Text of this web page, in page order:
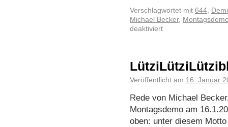
Verschlagwortet mit 644,
Michael Becker,
deaktiviert
Veröffentlicht am 16. Januar
Rede von Michael
Montagsdemo am
oben: unter diesem